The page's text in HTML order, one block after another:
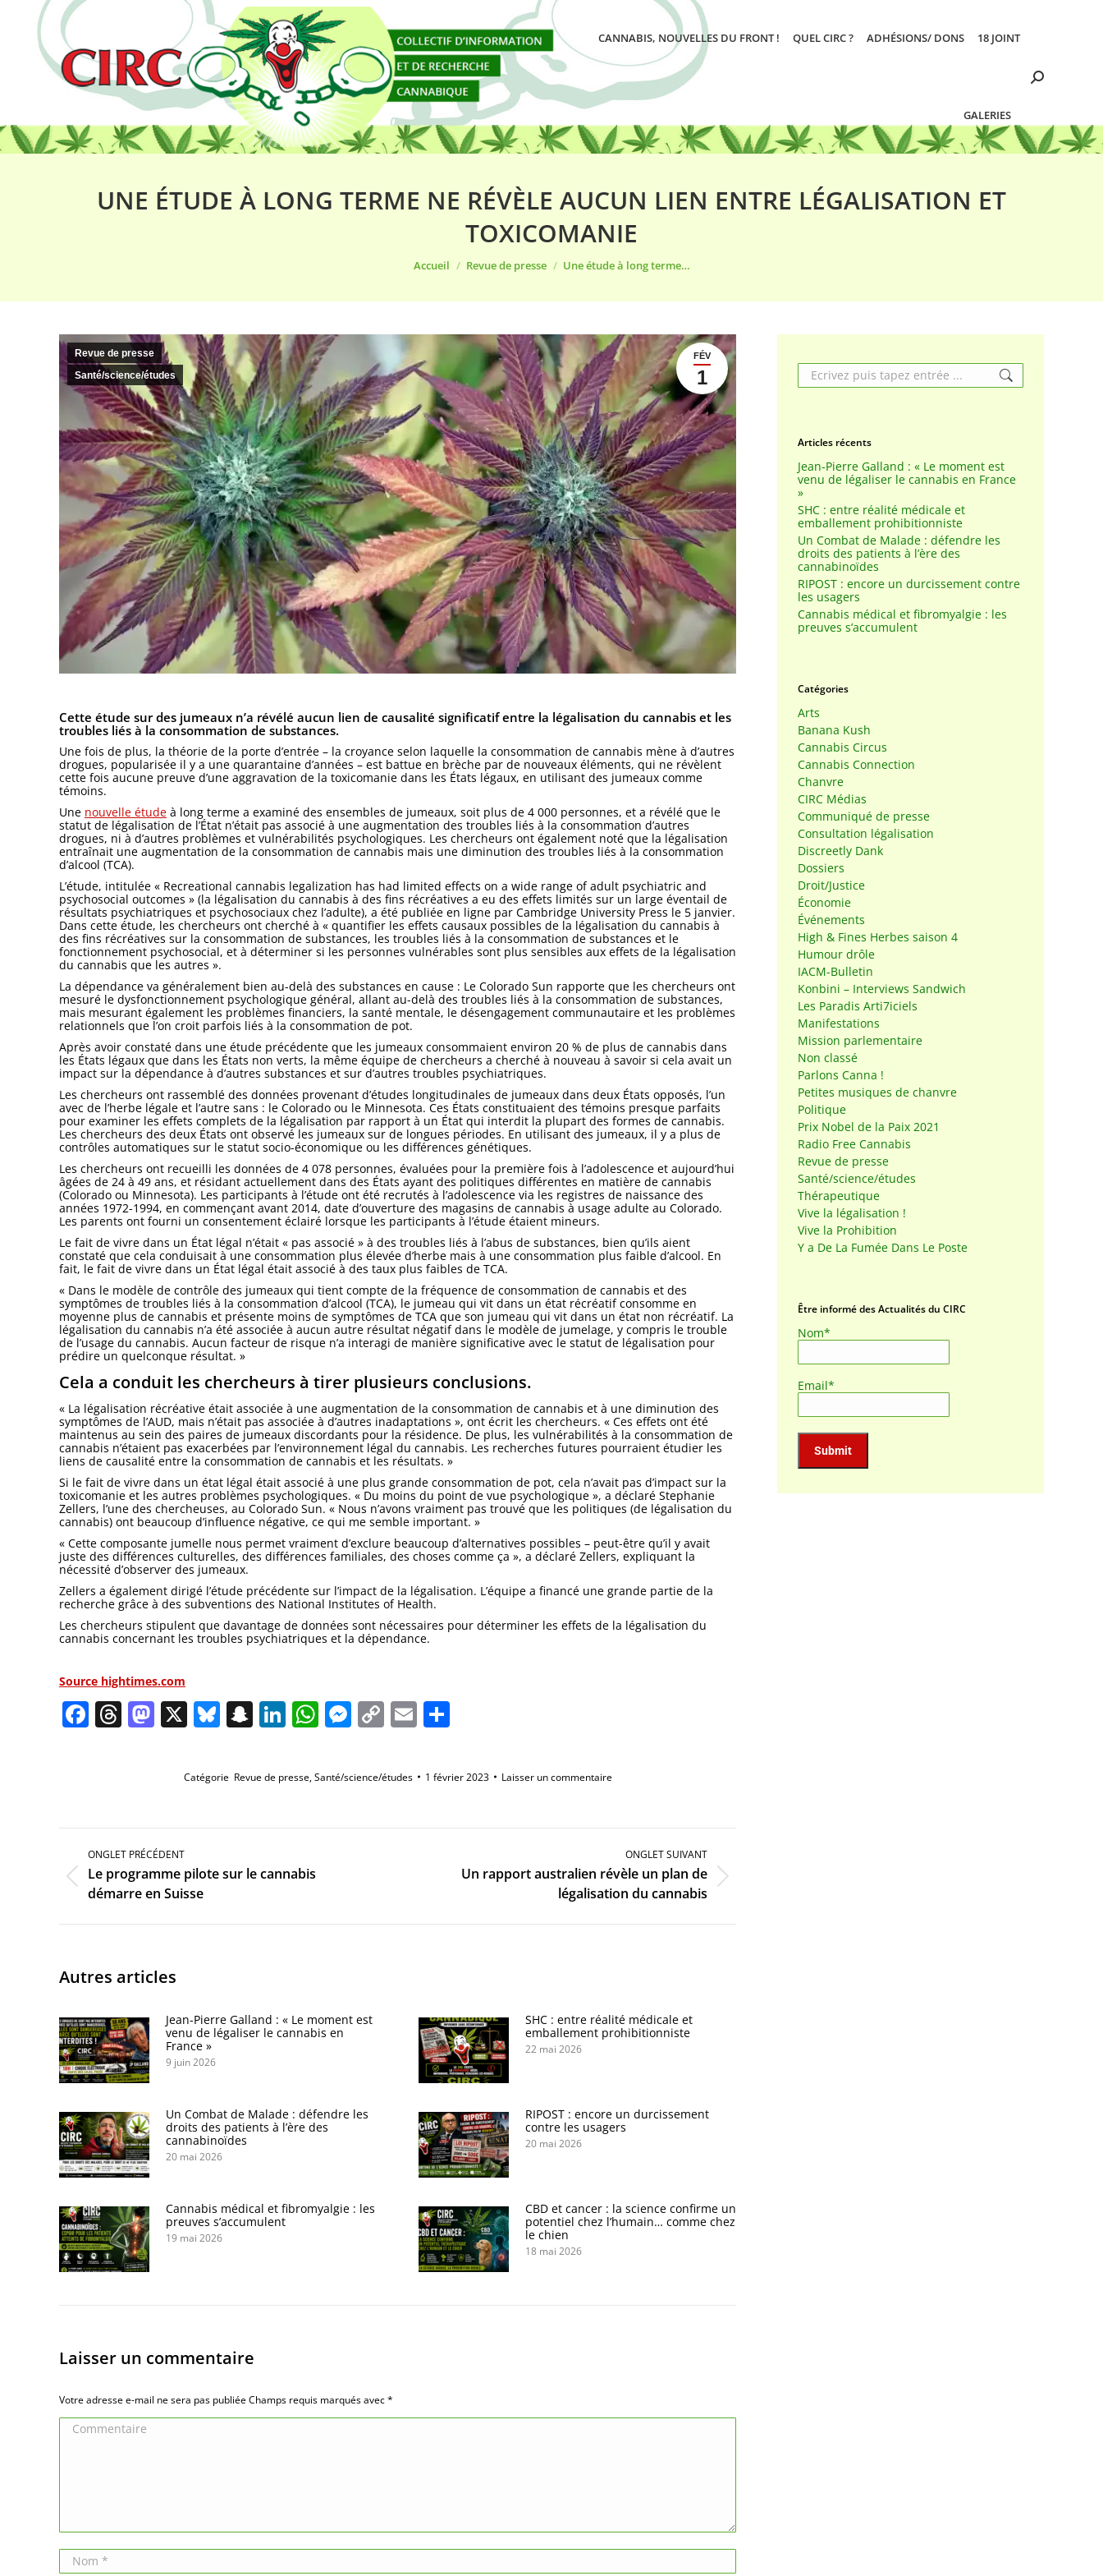
CANNABIS, NOUVELLES DU FRONT ! QUEL CIRC ? ADHÉSIONS/ DONS 18 JOINT
GALERIES
Search:
UNE ÉTUDE À LONG TERME NE RÉVÈLE AUCUN LIEN ENTRE LÉGALISATION ET
TOXICOMANIE
Accueil Revue de presse Une étude à long terme…
FÉV
1
Revue de presse
Santé/science/études
Cette étude sur des jumeaux n’a révélé aucun lien de causalité significatif entre la légalisation du cannabis et les
troubles liés à la consommation de substances.
Une fois de plus, la théorie de la porte d’entrée – la croyance selon laquelle la consommation de cannabis mène à d’autres
drogues, popularisée il y a une quarantaine d’années – est battue en brèche par de nouveaux éléments, qui ne révèlent
cette fois aucune preuve d’une aggravation de la toxicomanie dans les États légaux, en utilisant des jumeaux comme
témoins.
Une nouvelle étude à long terme a examiné des ensembles de jumeaux, soit plus de 4 000 personnes, et a révélé que le
statut de légalisation de l’État n’était pas associé à une augmentation des troubles liés à la consommation d’autres
drogues, ni à d’autres problèmes et vulnérabilités psychologiques. Les chercheurs ont également noté que la légalisation
entraînait une augmentation de la consommation de cannabis mais une diminution des troubles liés à la consommation
d’alcool (TCA).
L’étude, intitulée « Recreational cannabis legalization has had limited effects on a wide range of adult psychiatric and
psychosocial outcomes » (la légalisation du cannabis à des fins récréatives a eu des effets limités sur un large éventail de
résultats psychiatriques et psychosociaux chez l’adulte), a été publiée en ligne par Cambridge University Press le 5 janvier.
Dans cette étude, les chercheurs ont cherché à « quantifier les effets causaux possibles de la légalisation du cannabis à
des fins récréatives sur la consommation de substances, les troubles liés à la consommation de substances et le
fonctionnement psychosocial, et à déterminer si les personnes vulnérables sont plus sensibles aux effets de la légalisation
du cannabis que les autres ».
La dépendance va généralement bien au-delà des substances en cause : Le Colorado Sun rapporte que les chercheurs ont
mesuré le dysfonctionnement psychologique général, allant au-delà des troubles liés à la consommation de substances,
mais mesurant également les problèmes financiers, la santé mentale, le désengagement communautaire et les problèmes
relationnels que l’on croit parfois liés à la consommation de pot.
Après avoir constaté dans une étude précédente que les jumeaux consommaient environ 20 % de plus de cannabis dans
les États légaux que dans les États non verts, la même équipe de chercheurs a cherché à nouveau à savoir si cela avait un
impact sur la dépendance à d’autres substances et sur d’autres troubles psychiatriques.
Les chercheurs ont rassemblé des données provenant d’études longitudinales de jumeaux dans deux États opposés, l’un
avec de l’herbe légale et l’autre sans : le Colorado ou le Minnesota. Ces États constituaient des témoins presque parfaits
pour examiner les effets complets de la légalisation par rapport à un État qui interdit la plupart des formes de cannabis.
Les chercheurs des deux États ont observé les jumeaux sur de longues périodes. En utilisant des jumeaux, il y a plus de
contrôles automatiques sur le statut socio-économique ou les différences génétiques.
Les chercheurs ont recueilli les données de 4 078 personnes, évaluées pour la première fois à l’adolescence et aujourd’hui
âgées de 24 à 49 ans, et résidant actuellement dans des États ayant des politiques différentes en matière de cannabis
(Colorado ou Minnesota). Les participants à l’étude ont été recrutés à l’adolescence via les registres de naissance des
années 1972-1994, en commençant avant 2014, date d’ouverture des magasins de cannabis à usage adulte au Colorado.
Les parents ont fourni un consentement éclairé lorsque les participants à l’étude étaient mineurs.
Le fait de vivre dans un État légal n’était « pas associé » à des troubles liés à l’abus de substances, bien qu’ils aient
constaté que cela conduisait à une consommation plus élevée d’herbe mais à une consommation plus faible d’alcool. En
fait, le fait de vivre dans un État légal était associé à des taux plus faibles de TCA.
« Dans le modèle de contrôle des jumeaux qui tient compte de la fréquence de consommation de cannabis et des
symptômes de troubles liés à la consommation d’alcool (TCA), le jumeau qui vit dans un état récréatif consomme en
moyenne plus de cannabis et présente moins de symptômes de TCA que son jumeau qui vit dans un état non récréatif. La
légalisation du cannabis n’a été associée à aucun autre résultat négatif dans le modèle de jumelage, y compris le trouble
de l’usage du cannabis. Aucun facteur de risque n’a interagi de manière significative avec le statut de légalisation pour
prédire un quelconque résultat. »
Cela a conduit les chercheurs à tirer plusieurs conclusions.
« La légalisation récréative était associée à une augmentation de la consommation de cannabis et à une diminution des
symptômes de l’AUD, mais n’était pas associée à d’autres inadaptations », ont écrit les chercheurs. « Ces effets ont été
maintenus au sein des paires de jumeaux discordants pour la résidence. De plus, les vulnérabilités à la consommation de
cannabis n’étaient pas exacerbées par l’environnement légal du cannabis. Les recherches futures pourraient étudier les
liens de causalité entre la consommation de cannabis et les résultats. »
Si le fait de vivre dans un état légal était associé à une plus grande consommation de pot, cela n’avait pas d’impact sur la
toxicomanie et les autres problèmes psychologiques. « Du moins du point de vue psychologique », a déclaré Stephanie
Zellers, l’une des chercheuses, au Colorado Sun. « Nous n’avons vraiment pas trouvé que les politiques (de légalisation du
cannabis) ont beaucoup d’influence négative, ce qui me semble important. »
« Cette composante jumelle nous permet vraiment d’exclure beaucoup d’alternatives possibles – peut-être qu’il y avait
juste des différences culturelles, des différences familiales, des choses comme ça », a déclaré Zellers, expliquant la
nécessité d’observer des jumeaux.
Zellers a également dirigé l’étude précédente sur l’impact de la légalisation. L’équipe a financé une grande partie de la
recherche grâce à des subventions des National Institutes of Health.
Les chercheurs stipulent que davantage de données sont nécessaires pour déterminer les effets de la légalisation du
cannabis concernant les troubles psychiatriques et la dépendance.
Source hightimes.com
Facebook
Threads
Mastodon
X Bluesky
Snapchat
LinkedIn
WhatsApp
Messenger
Copy
Link
Email
Catégorie Revue de presse,Santé/science/études 1 février 2023 Laisser un commentaire
Navigation
commentaire
ONGLET PRÉCÉDENT
Onglet
précédent
Le programme pilote sur le cannabis
démarre en Suisse
ONGLET SUIVANT
Un rapport australien révèle un plan de
légalisation du cannabis
Autres articles
Jean-Pierre Galland : « Le moment est
venu de légaliser le cannabis en
France »
9 juin 2026
SHC : entre réalité médicale et
emballement prohibitionniste
22 mai 2026
Un Combat de Malade : défendre les
droits des patients à l’ère des
cannabinoïdes
20 mai 2026
RIPOST : encore un durcissement
contre les usagers
20 mai 2026
Cannabis médical et fibromyalgie : les
preuves s’accumulent
19 mai 2026
CBD et cancer : la science confirme un
potentiel chez l’humain… comme chez
le chien
18 mai 2026
Laisser un commentaire
Votre adresse e-mail ne sera pas publiée Champs requis marqués avec*
Commentaire
Nom *
Search:
Articles récents
Jean-Pierre Galland : « Le moment est
venu de légaliser le cannabis en France
»
SHC : entre réalité médicale et
emballement prohibitionniste
Un Combat de Malade : défendre les
droits des patients à l’ère des
cannabinoïdes
RIPOST : encore un durcissement contre
les usagers
Cannabis médical et fibromyalgie : les
preuves s’accumulent
Catégories
Arts
Banana Kush
Cannabis Circus
Cannabis Connection
Chanvre
CIRC Médias
Communiqué de presse
Consultation légalisation
Discreetly Dank
Dossiers
Droit/Justice
Économie
Événements
High & Fines Herbes saison 4
Humour drôle
IACM-Bulletin
Konbini – Interviews Sandwich
Les Paradis Arti7iciels
Manifestations
Mission parlementaire
Non classé
Parlons Canna !
Petites musiques de chanvre
Politique
Prix Nobel de la Paix 2021
Radio Free Cannabis
Revue de presse
Santé/science/études
Thérapeutique
Vive la légalisation !
Vive la Prohibition
Y a De La Fumée Dans Le Poste
Être informé des Actualités du CIRC
Nom*
Email*